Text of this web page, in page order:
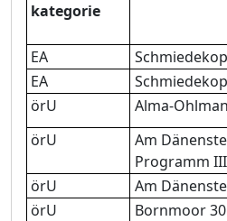
kategorie
EA
EA
örU
Alma-
örU
Am
Programm
örU
Am
örU
Bornmoor 30